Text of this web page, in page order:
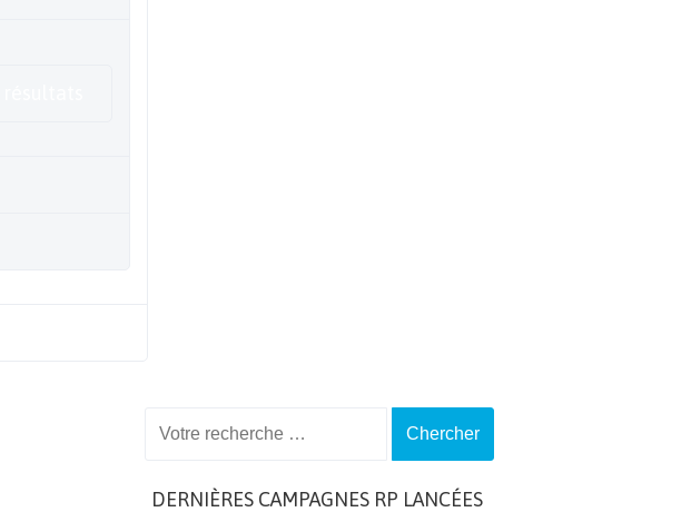
DERNIÈRES CAMPAGNES RP LANCÉES